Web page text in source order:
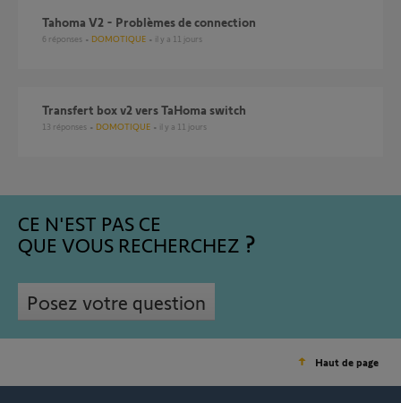
Tahoma V2 - Problèmes de connection
6 réponses DOMOTIQUE il y a 11 jours
Transfert box v2 vers TaHoma switch
13 réponses DOMOTIQUE il y a 11 jours
CE N'EST PAS CE
QUE VOUS RECHERCHEZ
Posez votre question
Haut de page